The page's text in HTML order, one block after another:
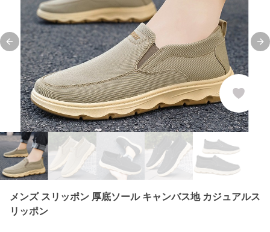
Previous slide
メンズ スリッポン 厚底ソール キャンバス地 カジュアルス
リッポン